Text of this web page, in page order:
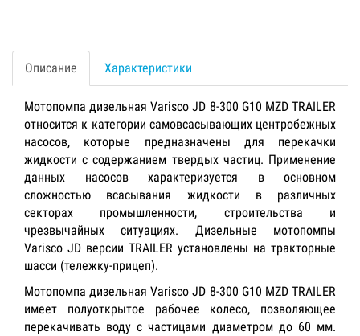
Описание Характеристики
Мотопомпа дизельная Varisco JD 8-300 G10 MZD TRAILER
относится к категории самовсасывающих центробежных
насосов, которые предназначены для перекачки
жидкости с содержанием твердых частиц. Применение
данных насосов характеризуется в основном
сложностью всасывания жидкости в различных
секторах промышленности, строительства и
чрезвычайных ситуациях. Дизельные мотопомпы
Varisco JD версии TRAILER установлены на тракторные
шасси (тележку-прицеп).
Мотопомпа дизельная Varisco JD 8-300 G10 MZD TRAILER
имеет полуоткрытое рабочее колесо, позволяющее
перекачивать воду с частицами диаметром до 60 мм.